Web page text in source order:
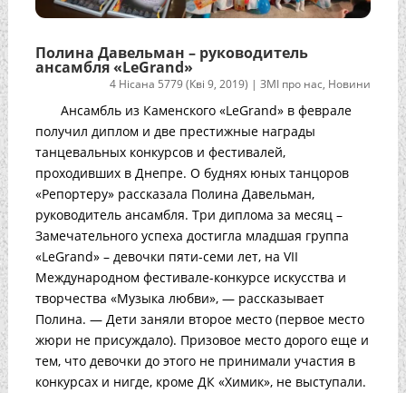
Полина Давельман – руководитель
ансамбля «LeGrand»
4 Нісана 5779 (Кві 9, 2019) |ЗМІ про нас, Новини
Ансамбль из Каменского «LeGrand» в феврале
получил диплом и две престижные награды
танцевальных конкурсов и фестивалей,
проходивших в Днепре. О буднях юных танцоров
«Репортеру» рассказала Полина Давельман,
руководитель ансамбля. Три диплома за месяц –
Замечательного успеха достигла младшая группа
«LeGrand» – девочки пяти-семи лет, на VII
Международном фестивале-конкурсе искусства и
творчества «Музыка любви», — рассказывает
Полина. — Дети заняли второе место (первое место
жюри не присуждало). Призовое место дорого еще и
тем, что девочки до этого не принимали участия в
конкурсах и нигде, кроме ДК «Химик», не выступали.